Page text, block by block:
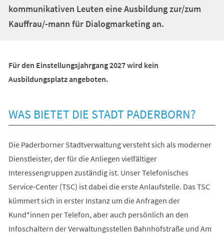
kommunikativen Leuten eine Ausbildung zur/zum
Kauffrau/-mann für Dialogmarketing an.
Für den Einstellungsjahrgang 2027 wird kein
Ausbildungsplatz angeboten.
WAS BIETET DIE STADT PADERBORN?
Die Paderborner Stadtverwaltung versteht sich als moderner
Dienstleister, der für die Anliegen vielfältiger
Interessengruppen zuständig ist. Unser Telefonisches
Service-Center (TSC) ist dabei die erste Anlaufstelle. Das TSC
kümmert sich in erster Instanz um die Anfragen der
Kund*innen per Telefon, aber auch persönlich an den
Infoschaltern der Verwaltungsstellen Bahnhofstraße und Am